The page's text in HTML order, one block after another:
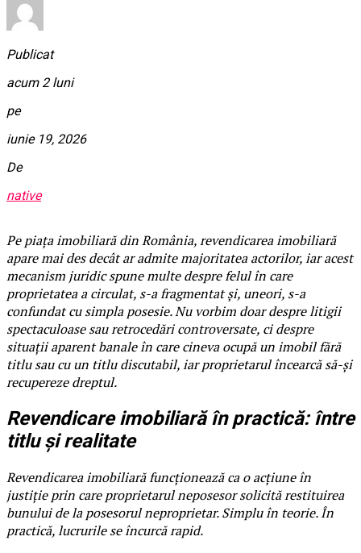
Publicat
acum 2 luni
pe
iunie 19, 2026
De
native
Pe piața imobiliară din România, revendicarea imobiliară
apare mai des decât ar admite majoritatea actorilor, iar acest
mecanism juridic spune multe despre felul în care
proprietatea a circulat, s-a fragmentat și, uneori, s-a
confundat cu simpla posesie. Nu vorbim doar despre litigii
spectaculoase sau retrocedări controversate, ci despre
situații aparent banale în care cineva ocupă un imobil fără
titlu sau cu un titlu discutabil, iar proprietarul încearcă să-și
recupereze dreptul.
Revendicare imobiliară în practică: între
titlu și realitate
Revendicarea imobiliară funcționează ca o acțiune în
justiție prin care proprietarul neposesor solicită restituirea
bunului de la posesorul neproprietar. Simplu în teorie. În
practică, lucrurile se încurcă rapid.